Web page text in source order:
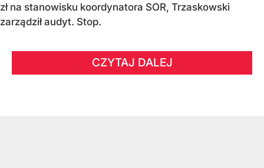
zł na stanowisku koordynatora SOR, Trzaskowski
zarządził audyt. Stop.
CZYTAJ DALEJ